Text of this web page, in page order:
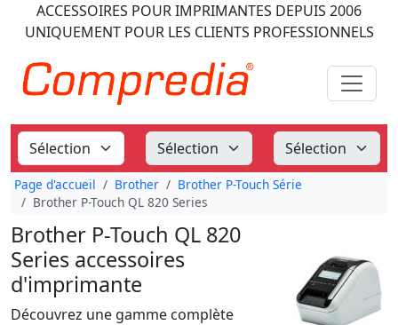
ACCESSOIRES POUR IMPRIMANTES DEPUIS 2006
UNIQUEMENT POUR LES CLIENTS PROFESSIONNELS
Page d'accueil Brother
Brother P-Touch Série
Brother P-Touch QL 820 Series
Brother P-Touch QL 820
Series accessoires
d'imprimante
Découvrez une gamme complète